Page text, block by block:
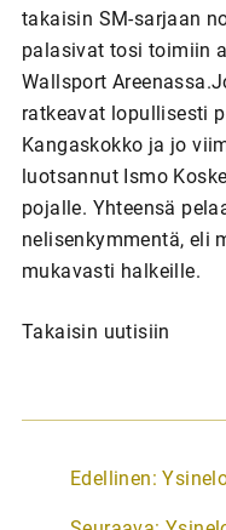
takaisin SM-sarjaan
palasivat tosi toimiin
Wallsport
ratkeavat lopullisesti
Kangaskokko ja jo
luotsannut Ismo
pojalle. Yhteensä
nelisenkymmentä, eli
mukavasti halkeille.
Takaisin uutisiin
A
Edellinen: